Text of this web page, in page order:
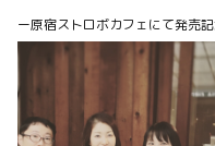
ー原宿ストロボカフェにて発売